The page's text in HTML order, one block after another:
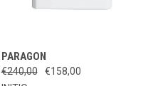
PARAGON
€240,00
€158,00